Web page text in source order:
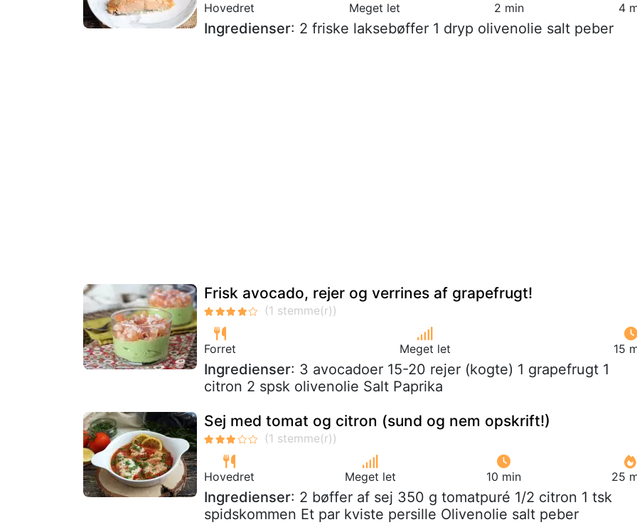
Hovedret Meget let 2 min 4
Ingredienser: 2 friske laksebøffer 1 dryp olivenolie salt peber
Frisk avocado, rejer og verrines af grapefrugt!
Forret Meget let 15
Ingredienser: 3 avocadoer 15-20 rejer (kogte) 1 grapefrugt 1
citron 2 spsk olivenolie Salt Paprika
Sej med tomat og citron (sund og nem opskrift!)
Hovedret Meget let 10 min 25
Ingredienser: 2 bøffer af sej 350 g tomatpuré 1/2 citron 1 tsk
spidskommen Et par kviste persille Olivenolie salt peber